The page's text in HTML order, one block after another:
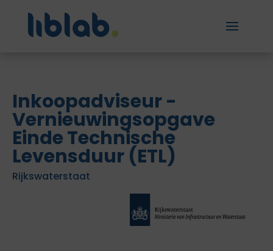
Inkoopadviseur -
Vernieuwingsopgave
Einde Technische
Levensduur (ETL)
Rijkswaterstaat